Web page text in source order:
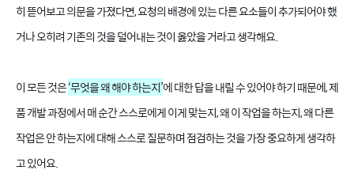
히 뜯어보고 의문을 가졌다면, 요청의 배경에 있는 다른 요소들이 추가되어야 했
거나 오히려 기존의 것을 덜어내는 것이 옳았을 거라고 생각해요.
이 모든 것은‘무엇을 왜 해야 하는지’에 대한 답을 내릴 수 있어야 하기 때문에, 제
품 개발 과정에서 매 순간 스스로에게 이게 맞는지, 왜 이 작업을 하는지, 왜 다른
작업은 안 하는지에 대해 스스로 질문하며 점검하는 것을 가장 중요하게 생각하
고 있어요.